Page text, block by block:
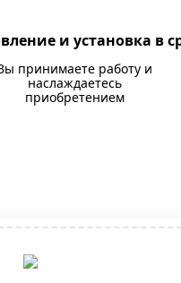
и установка в
принимаете работу и
наслаждаетесь
приобретением